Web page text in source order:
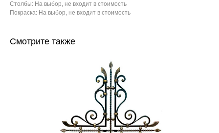
Столбы: На выбор, не входит в стоимость
Покраска: На выбор, не входит в стоимость
Смотрите также